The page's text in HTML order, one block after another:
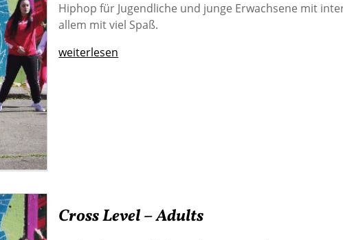
Hiphop für Jugendliche und junge Erwachsene mit
allem mit viel Spaß.
weiterlesen
Cross Level – Adults